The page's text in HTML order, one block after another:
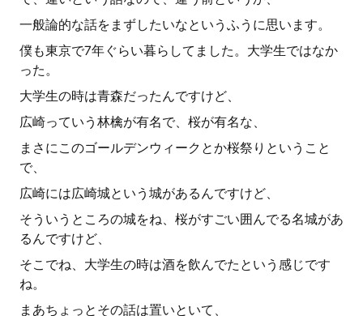
一般論的な話をまずしたいなというふうに思います。
僕も東京で7年ぐらい暮らしてました。大学生ではなか
った。
大学生の時は青森だったんですけど、
広崎っていう林檎が有名で、桜が有名な、
まさにこのゴールデンウィークとか桜祭りということ
で、
広崎には広崎城という城があるんですけど、
そういうところの城をね、桜がすごい囲んでる名城があ
るんですけど、
そこでね、大学生の時は酒を飲んでたという感じです
ね。
まあちょっとその話は置いといて、